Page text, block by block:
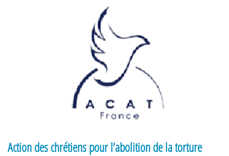
Action des chrétiens pour l’abolition de la torture